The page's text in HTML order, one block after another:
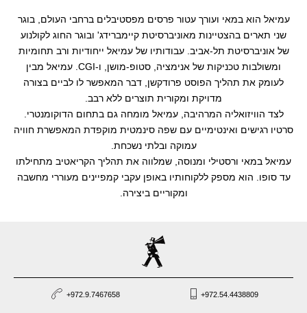
עמיאל הוא במאי ועורך עטור פרסים מפסטיבלים ברחבי העולם, בוגר
שני תארים בהצטיינות מאוניברסיטת קיימברידג' ובוגר החוג לקולנוע
של אוניברסיטת תל-אביב. עבודותיו של עמיאל ייחודיות ורב תחומיות
ומשולבות טכניקות של אנימציה, סטופ-מושן, ו-CGI. עמיאל מבין
לעומק את תהליך הפוסט פרודקשן, דבר המאפשר לו לביים בצורה
מדויקת ומקורית תוצרים ללא רבב.
לצד הוויזואליה המרהיבה, עמיאל מומחה גם בתחום הדוקומנטרי.
סרטיו רגישים ואינטימיים עם שפה סינמטית מוקפדת המאפשרת חוויה
עמוקה ובלתי נשכחת.
עמיאל במאי ורסטילי ומנוסה, שמלווה את תהליך הקריאטיב מתחילתו
עד סופו. הוא מספק ללקוחותיו באופן עקבי קמפיינים מעוררי מחשבה
ומקוריים ביצירה.
+972.9.7467658 +972.54.4438809